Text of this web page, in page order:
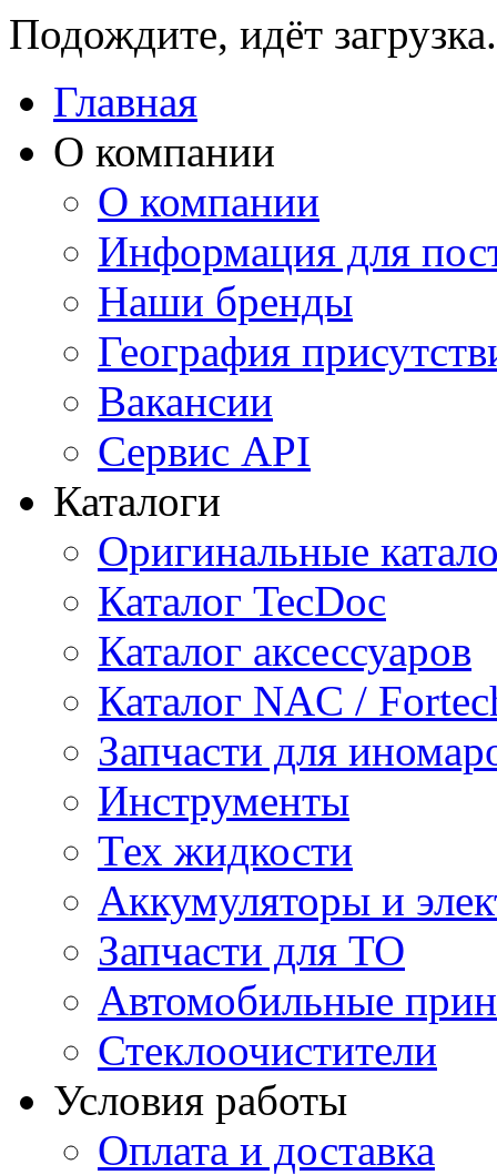
Подождите, идёт
Главная
О компании
О компании
Информация для
Наши бренды
География
Вакансии
Сервис API
Каталоги
Оригинальные
Каталог TecDoc
Каталог аксессуаров
Каталог NAC /
Запчасти для
Инструменты
Тех жидкости
Аккумуляторы и
Запчасти для ТО
Автомобильные
Стеклоочистители
Условия работы
Оплата и доставка